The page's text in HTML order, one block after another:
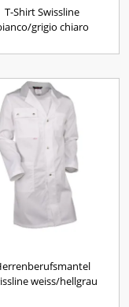
T-Shirt Swissline
grigio chiaro
weiss/hellgrau